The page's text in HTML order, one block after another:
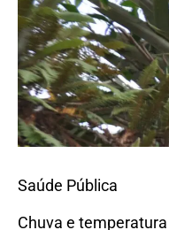
Saúde Pública
Chuva e